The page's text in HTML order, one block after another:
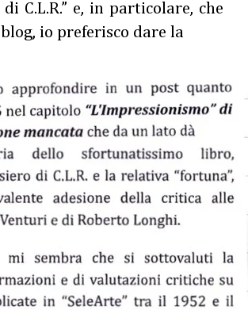
C.L.R.” e, in particolare, che
io preferisco dare la